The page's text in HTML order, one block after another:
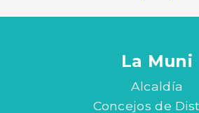
La Muni
Alcaldía
Concejos de